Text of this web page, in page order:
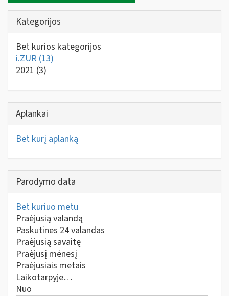
Kategorijos
Bet kurios kategorijos
i.ZUR (13)
2021 (3)
Aplankai
Bet kurį aplanką
Parodymo data
Bet kuriuo metu
Praėjusią valandą
Paskutines 24 valandas
Praėjusią savaitę
Praėjusį mėnesį
Praėjusiais metais
Laikotarpyje…
Nuo